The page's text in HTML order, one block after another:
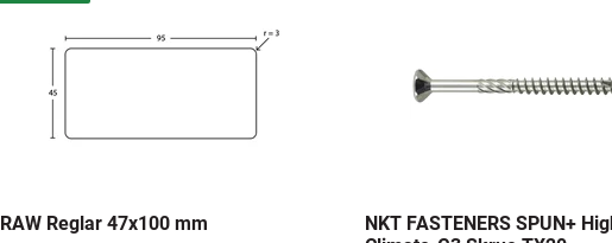
RAW Reglar 47x100 mm
NKT FASTENERS SPUN+